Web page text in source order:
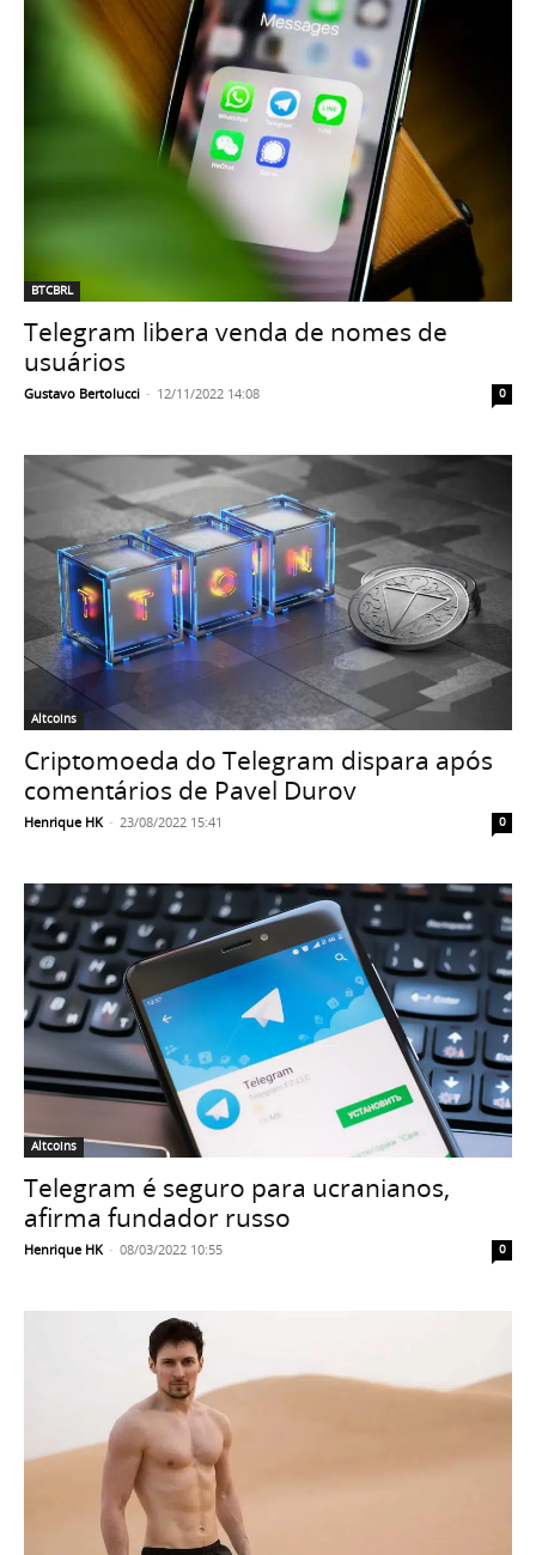
BTCBRL
Telegram libera venda de nomes de
usuários
Gustavo Bertolucci - 12/11/2022 14:08 0
Altcoins
Criptomoeda do Telegram dispara após
comentários de Pavel Durov
Henrique HK - 23/08/2022 15:41 0
Altcoins
Telegram é seguro para ucranianos,
afirma fundador russo
Henrique HK - 08/03/2022 10:55 0